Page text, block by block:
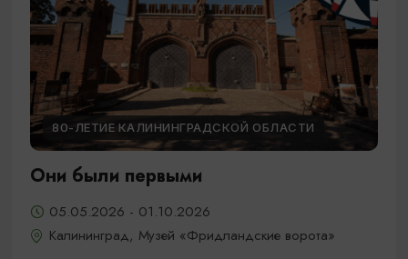
80-ЛЕТИЕ КАЛИНИНГРАДСКОЙ ОБЛАСТИ
Они были первыми
05.05.2026 - 01.10.2026
Калининград, Музей «Фридландские ворота»